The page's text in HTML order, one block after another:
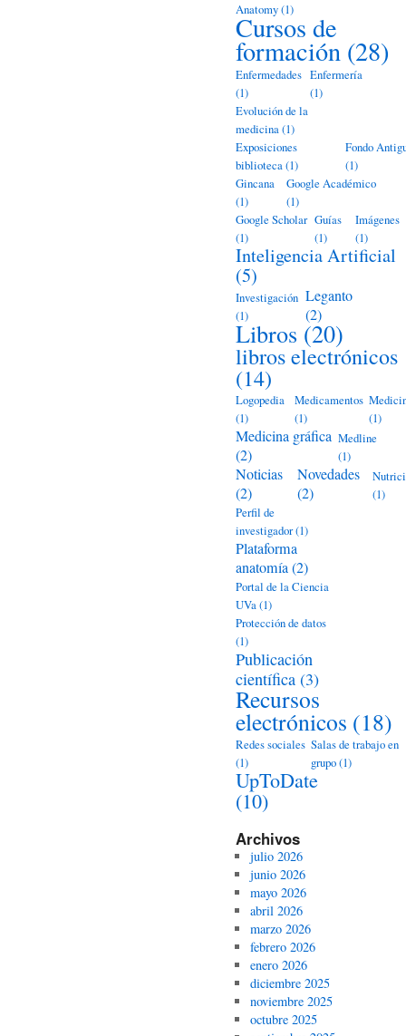
Anatomy(1)
Cursos de
formación (28)
Enfermedades
(1)
Enfermería
(1)
Evolución de la
medicina(1)
Exposiciones
biblioteca(1)
Fondo
(1)
Gincana
(1)
Google Académico
(1)
Google Scholar
(1)
Guías
(1)
Imágenes
(1)
Inteligencia Artificial
(5)
Investigación
(1)
Leganto
(2)
Libros (20)
libros electrónicos
(14)
Logopedia
(1)
Medicamentos
(1)
(1)
Medicina gráfica
(2)
Medline
(1)
Noticias
(2)
Novedades
(2)
(1)
Perfil de
investigador(1)
Plataforma
anatomía(2)
Portal de la Ciencia
UVa(1)
Protección de datos
(1)
Publicación
científica (3)
Recursos
electrónicos (18)
Redes sociales
(1)
Salas de trabajo en
grupo(1)
UpToDate
(10)
Archivos
julio 2026
junio 2026
mayo 2026
abril 2026
marzo 2026
febrero 2026
enero 2026
diciembre 2025
noviembre 2025
octubre 2025